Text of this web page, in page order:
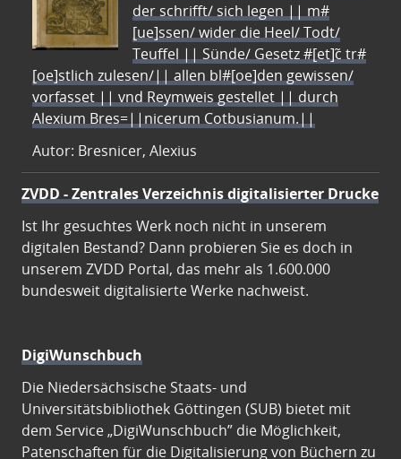
der schrifft/ sich legen || m#
[ue]ssen/ wider die Heel/ Todt/
Teuffel || Sünde/ Gesetz #[et]c̃ tr#
[oe]stlich zulesen/|| allen bl#[oe]den gewissen/
vorfasset || vnd Reymweis gestellet || durch
Alexium Bres=||nicerum Cotbusianum.||
Autor: Bresnicer, Alexius
ZVDD - Zentrales Verzeichnis digitalisierter Drucke
Ist Ihr gesuchtes Werk noch nicht in unserem
digitalen Bestand? Dann probieren Sie es doch in
unserem ZVDD Portal, das mehr als 1.600.000
bundesweit digitalisierte Werke nachweist.
DigiWunschbuch
Die Niedersächsische Staats- und
Universitätsbibliothek Göttingen (SUB) bietet mit
dem Service „DigiWunschbuch” die Möglichkeit,
Patenschaften für die Digitalisierung von Büchern zu